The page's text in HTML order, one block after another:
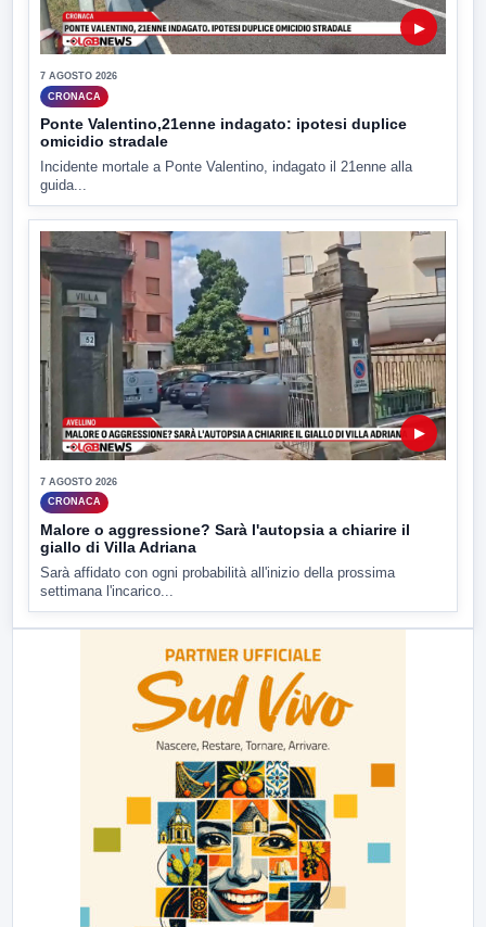
▶
7 AGOSTO 2026
CRONACA
Ponte Valentino,21enne indagato: ipotesi duplice
omicidio stradale
Incidente mortale a Ponte Valentino, indagato il 21enne alla
guida...
▶
7 AGOSTO 2026
CRONACA
Malore o aggressione? Sarà l'autopsia a chiarire il
giallo di Villa Adriana
Sarà affidato con ogni probabilità all'inizio della prossima
settimana l'incarico...